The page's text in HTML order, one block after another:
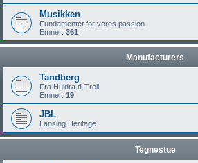
Musikken
Fundamentet for vores passion
Emner: 361
Manufacturers
Tandberg
Fra Huldra til Troll
Emner: 19
JBL
Lansing Heritage
Tegnestue